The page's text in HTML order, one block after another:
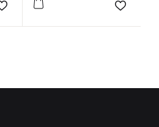
Add to wishlist Add to